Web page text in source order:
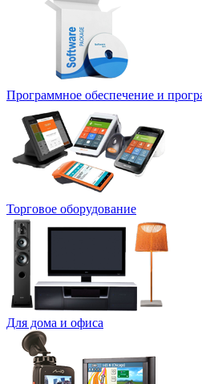
Программное обеспечение и
Торговое оборудование
Для дома и офиса